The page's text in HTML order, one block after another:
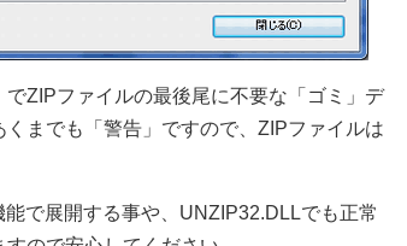
ZIPファイルの最後尾に不要な「ゴミ」デ
までも「警告」ですので、ZIPファイルは
で展開する事や、UNZIP32.DLLでも正常